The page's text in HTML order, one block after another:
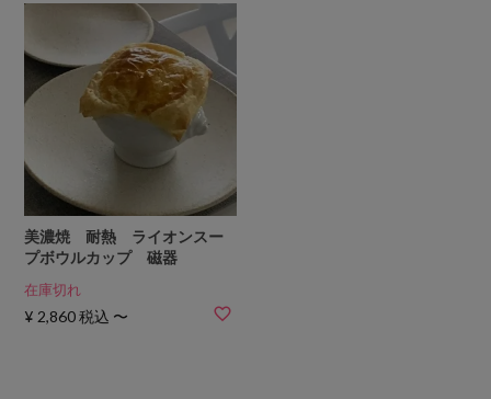
美濃焼 耐熱 ライオンスー
プボウルカップ 磁器
在庫切れ
¥ 2,860 税込 〜